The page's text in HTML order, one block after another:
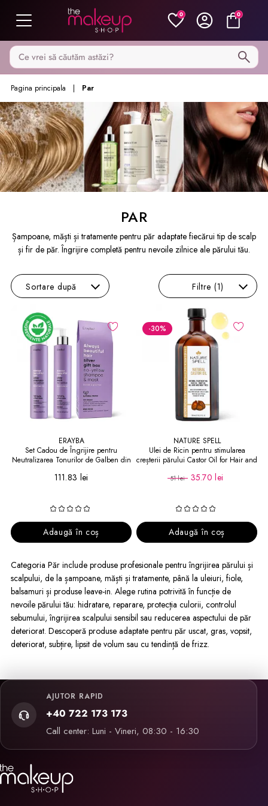
0 0
Caută pe MakeupShop
Pagina principala Par
PAR
Șampoane, măști și tratamente pentru păr adaptate fiecărui tip de scalp
și fir de păr. Îngrijire completă pentru nevoile zilnice ale părului tău.
Sortare după Filtre (1)
ERAYBA
Set Cadou de Îngrijire pentru
Neutralizarea Tonurilor de Galben din
111.83 lei
Adaugă în coș
-30%
NATURE SPELL
Ulei de Ricin pentru stimularea
creșterii părului Castor Oil for Hair and
51 lei 35.70 lei
Adaugă în coș
Categoria Păr include produse profesionale pentru îngrijirea părului și
scalpului, de la șampoane, măști și tratamente, până la uleiuri, fiole,
balsamuri și produse leave-in. Alege rutina potrivită în funcție de
nevoile părului tău: hidratare, reparare, protecția culorii, controlul
sebumului, îngrijirea scalpului sensibil sau reducerea aspectului de păr
deteriorat. Descoperă produse adaptate pentru păr uscat, gras, vopsit,
deteriorat, subțire, lipsit de volum sau cu tendință de frizz.
AJUTOR RAPID
+40 722 173 173
Call center: Luni - Vineri, 08:30 - 16:30